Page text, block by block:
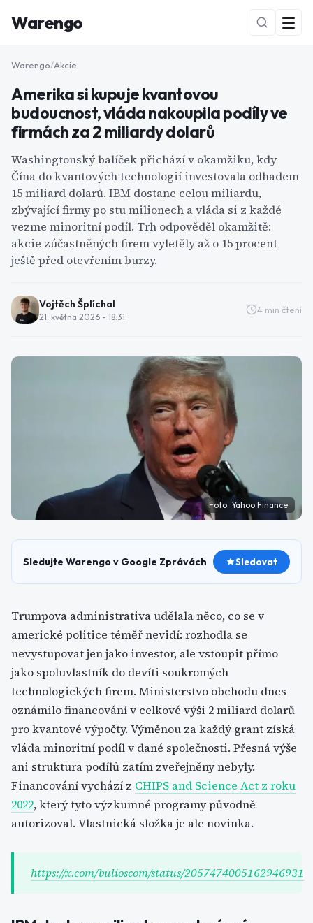
Warengo
NOVÉ
Warengo/Akcie
Amerika si kupuje kvantovou
budoucnost, vláda nakoupila podíly ve
firmách za 2 miliardy dolarů
Washingtonský balíček přichází v okamžiku, kdy
Čína do kvantových technologií investovala odhadem
15 miliard dolarů. IBM dostane celou miliardu,
zbývající firmy po stu milionech a vláda si z každé
vezme minoritní podíl. Trh odpověděl okamžitě:
akcie zúčastněných firem vyletěly až o 15 procent
ještě před otevřením burzy.
Vojtěch Šplíchal
21. května 2026 - 18:31
4 min čtení
Foto: Yahoo Finance
Sledujte Warengo v Google Zprávách Sledovat
Trumpova administrativa udělala něco, co se v
americké politice téměř nevidí: rozhodla se
nevystupovat jen jako investor, ale vstoupit přímo
jako spoluvlastník do devíti soukromých
technologických firem. Ministerstvo obchodu dnes
oznámilo financování v celkové výši 2 miliard dolarů
pro kvantové výpočty. Výměnou za každý grant získá
vláda minoritní podíl v dané společnosti. Přesná výše
ani struktura podílů zatím zveřejněny nebyly.
Financování vychází z CHIPS and Science Act z roku
2022, který tyto výzkumné programy původně
autorizoval. Vlastnická složka je ale novinka.
https://x.com/bulioscom/status/2057474005162946931